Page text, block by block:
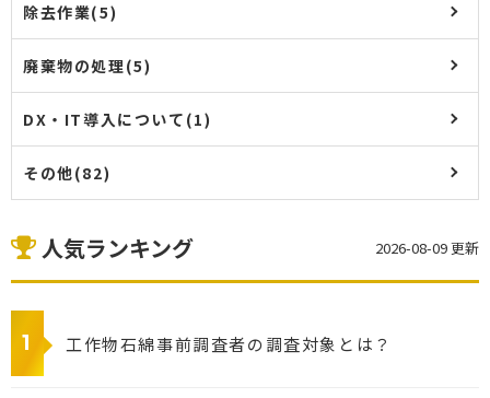
除去作業(5)
廃棄物の処理(5)
DX・IT導入について(1)
その他(82)
人気ランキング 2026-08-09 更新
工作物石綿事前調査者の調査対象とは？